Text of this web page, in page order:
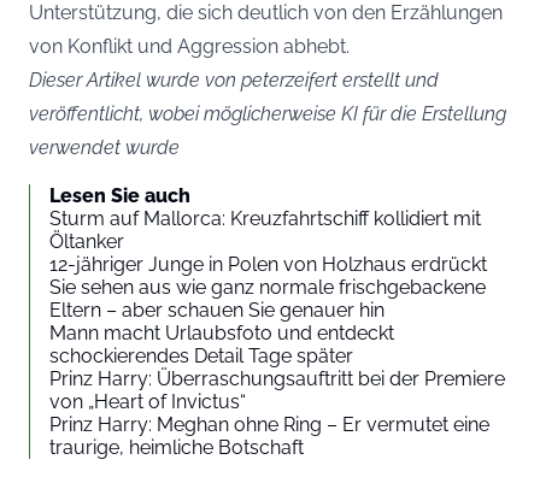
Unterstützung, die sich deutlich von den Erzählungen
von Konflikt und Aggression abhebt.
Dieser Artikel wurde von peterzeifert erstellt und
veröffentlicht, wobei möglicherweise KI für die Erstellung
verwendet wurde
Lesen Sie auch
Sturm auf Mallorca: Kreuzfahrtschiff kollidiert mit
Öltanker
12-jähriger Junge in Polen von Holzhaus erdrückt
Sie sehen aus wie ganz normale frischgebackene
Eltern – aber schauen Sie genauer hin
Mann macht Urlaubsfoto und entdeckt
schockierendes Detail Tage später
Prinz Harry: Überraschungsauftritt bei der Premiere
von „Heart of Invictus“
Prinz Harry: Meghan ohne Ring – Er vermutet eine
traurige, heimliche Botschaft